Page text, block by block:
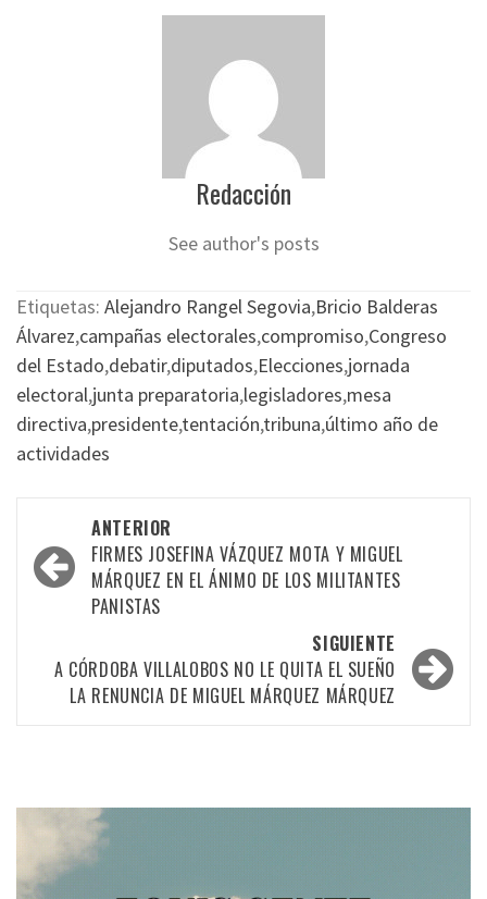
Redacción
See author's posts
Etiquetas: Alejandro Rangel Segovia,Bricio Balderas
Álvarez,campañas electorales,compromiso,Congreso
del Estado,debatir,diputados,Elecciones,jornada
electoral,junta preparatoria,legisladores,mesa
directiva,presidente,tentación,tribuna,último año de
actividades
Navegación
por
las
ANTERIOR
FIRMES JOSEFINA VÁZQUEZ MOTA Y MIGUEL
MÁRQUEZ EN EL ÁNIMO DE LOS MILITANTES
PANISTAS
SIGUIENTE
A CÓRDOBA VILLALOBOS NO LE QUITA EL SUEÑO
LA RENUNCIA DE MIGUEL MÁRQUEZ MÁRQUEZ